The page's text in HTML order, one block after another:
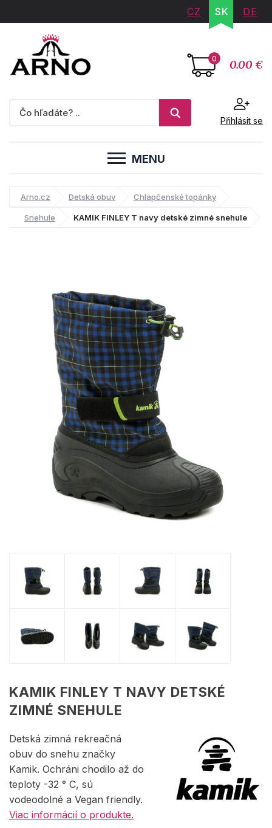
CZ SK DE
0 0.00 €
Přihlásit se
MENU
Arno.cz Detská obuv Chlapčenské topánky
Snehule KAMIK FINLEY T navy detské zimné snehule
KAMIK FINLEY T NAVY DETSKÉ
ZIMNÉ SNEHULE
Detská zimná rekreačná
obuv do snehu značky
Kamik. Ochráni chodilo až do
teploty -32 ° C, sú
vodeodolné a Vegan friendly.
Viac informácií o produkte.